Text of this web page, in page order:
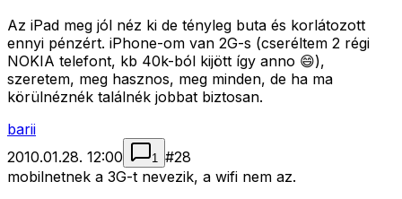
Az iPad meg jól néz ki de tényleg buta és korlátozott
ennyi pénzért. iPhone-om van 2G-s (cseréltem 2 régi
NOKIA telefont, kb 40k-ból kijött így anno 😄),
szeretem, meg hasznos, meg minden, de ha ma
körülnéznék találnék jobbat biztosan.
barii
2010.01.28. 12:00
1 #28
mobilnetnek a 3G-t nevezik, a wifi nem az.